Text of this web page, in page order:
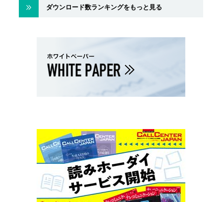
ダウンロード数ランキングをもっと見る